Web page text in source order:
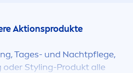
Aktionsprodukte
Tages- und Nachtpflege,
oder Styling-Produkt alle